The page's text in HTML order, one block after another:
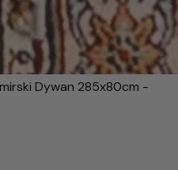
Dywan 285x80cm -